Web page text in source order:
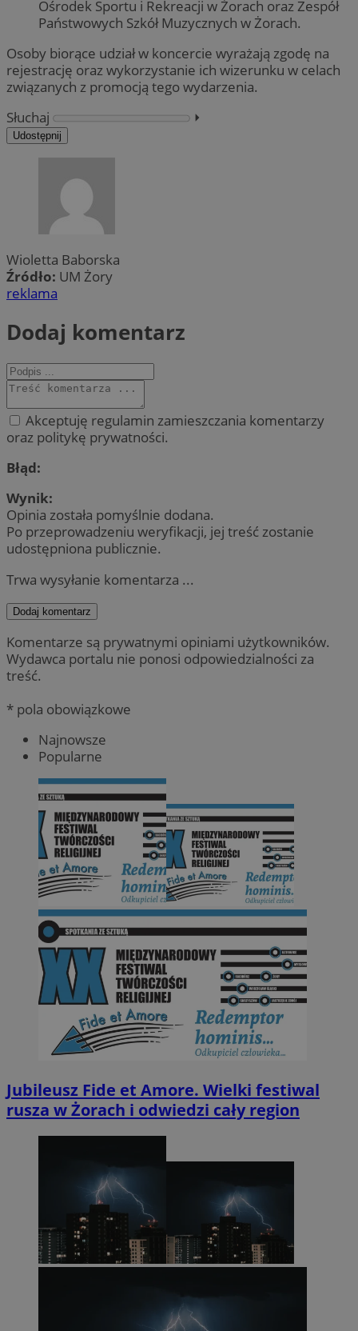
Ośrodek Sportu i Rekreacji w Żorach oraz Zespół
Państwowych Szkół Muzycznych w Żorach.
Osoby biorące udział w koncercie wyrażają zgodę na
rejestrację oraz wykorzystanie ich wizerunku w celach
związanych z promocją tego wydarzenia.
Słuchaj
⏵︎
Udostępnij
Wioletta Baborska
Źródło: UM Żory
reklama
Dodaj komentarz
Akceptuję regulamin zamieszczania komentarzy
oraz politykę prywatności.
Błąd:
Wynik:
Opinia została pomyślnie dodana.
Po przeprowadzeniu weryfikacji, jej treść zostanie
udostępniona publicznie.
Trwa wysyłanie komentarza ...
Dodaj komentarz
Komentarze są prywatnymi opiniami użytkowników.
Wydawca portalu nie ponosi odpowiedzialności za
treść.
* pola obowiązkowe
Najnowsze
Popularne
Jubileusz Fide et Amore. Wielki festiwal
rusza w Żorach i odwiedzi cały region